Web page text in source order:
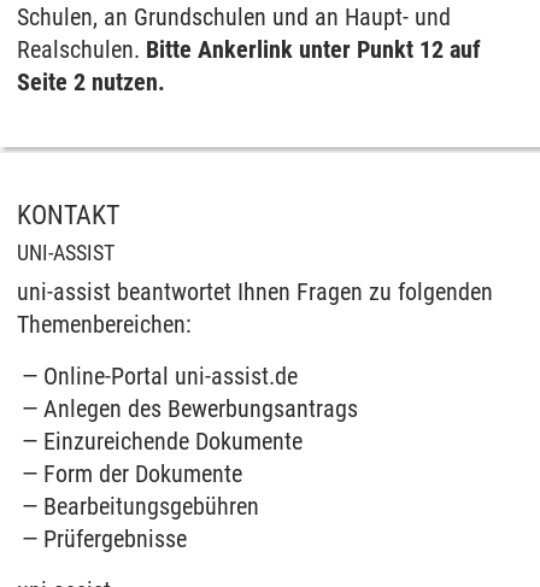
Schulen, an Grundschulen und an Haupt- und
Realschulen. Bitte Ankerlink unter Punkt 12 auf
Seite 2 nutzen.
KONTAKT
UNI-ASSIST
uni-assist beantwortet Ihnen Fragen zu folgenden
Themenbereichen:
Online-Portal uni-assist.de
Anlegen des Bewerbungsantrags
Einzureichende Dokumente
Form der Dokumente
Bearbeitungsgebühren
Prüfergebnisse